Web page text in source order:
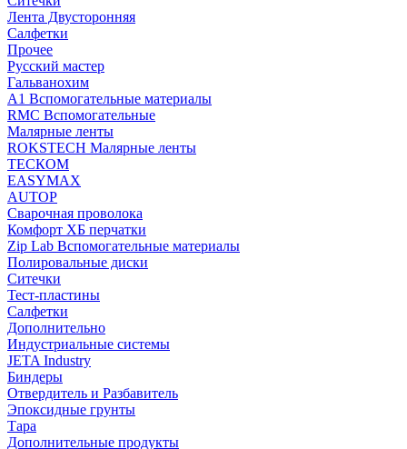
Лента Двусторонняя
Салфетки
Прочее
Русский мастер
Гальванохим
А1 Вспомогательные материалы
RMC Вспомогательные
Малярные ленты
ROKSTECH Малярные ленты
ТЕСКОМ
EASYMAX
AUTOP
Сварочная проволока
Комфорт ХБ перчатки
Zip Lab Вспомогательные материалы
Полировальные диски
Ситечки
Тест-пластины
Салфетки
Дополнительно
Индустриальные системы
JETA Industry
Биндеры
Отвердитель и Разбавитель
Эпоксидные грунты
Тара
Дополнительные продукты